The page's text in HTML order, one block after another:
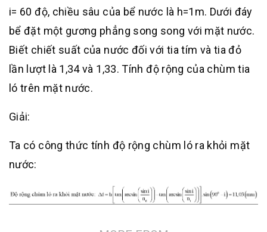
i= 60 độ, chiều sâu của bể nước là h=1m. Dưới đáy
bể đặt một gương phẳng song song với mặt nước.
Biết chiết suất của nước đối với tia tím và tia đỏ
lần lượt là 1,34 và 1,33. Tính độ rộng của chùm tia
ló trên mặt nước.
Giải:
Ta có công thức tính độ rộng chùm ló ra khỏi mặt
nước: